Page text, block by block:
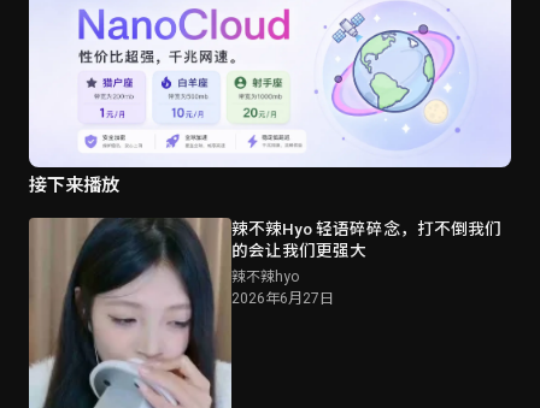
接下来播放
辣不辣Hyo 轻语碎碎念，打不倒我们
的会让我们更强大
辣不辣hyo
2026年6月27日